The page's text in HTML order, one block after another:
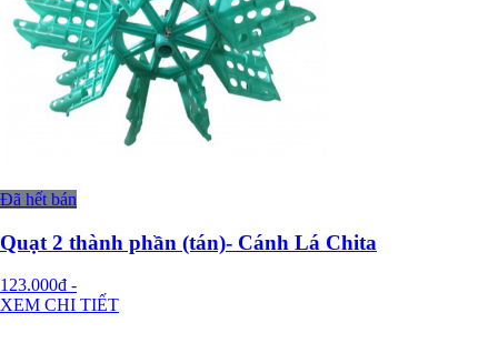
Đã hết bán
Quạt 2 thành phần (tán)- Cánh Lá Chita
123.000đ -
XEM CHI TIẾT